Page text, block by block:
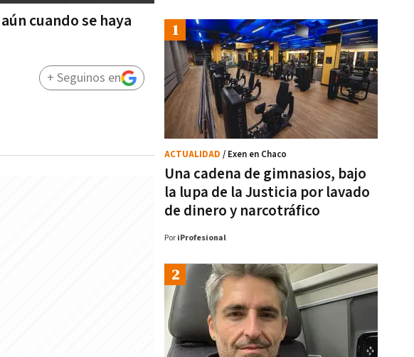
cuando se haya
+ Seguinos en
Una cadena de gimnasios, bajo
la lupa de la Justicia por lavado
de dinero y narcotráfico
ACTUALIDAD / Exen en Chaco
Por iProfesional